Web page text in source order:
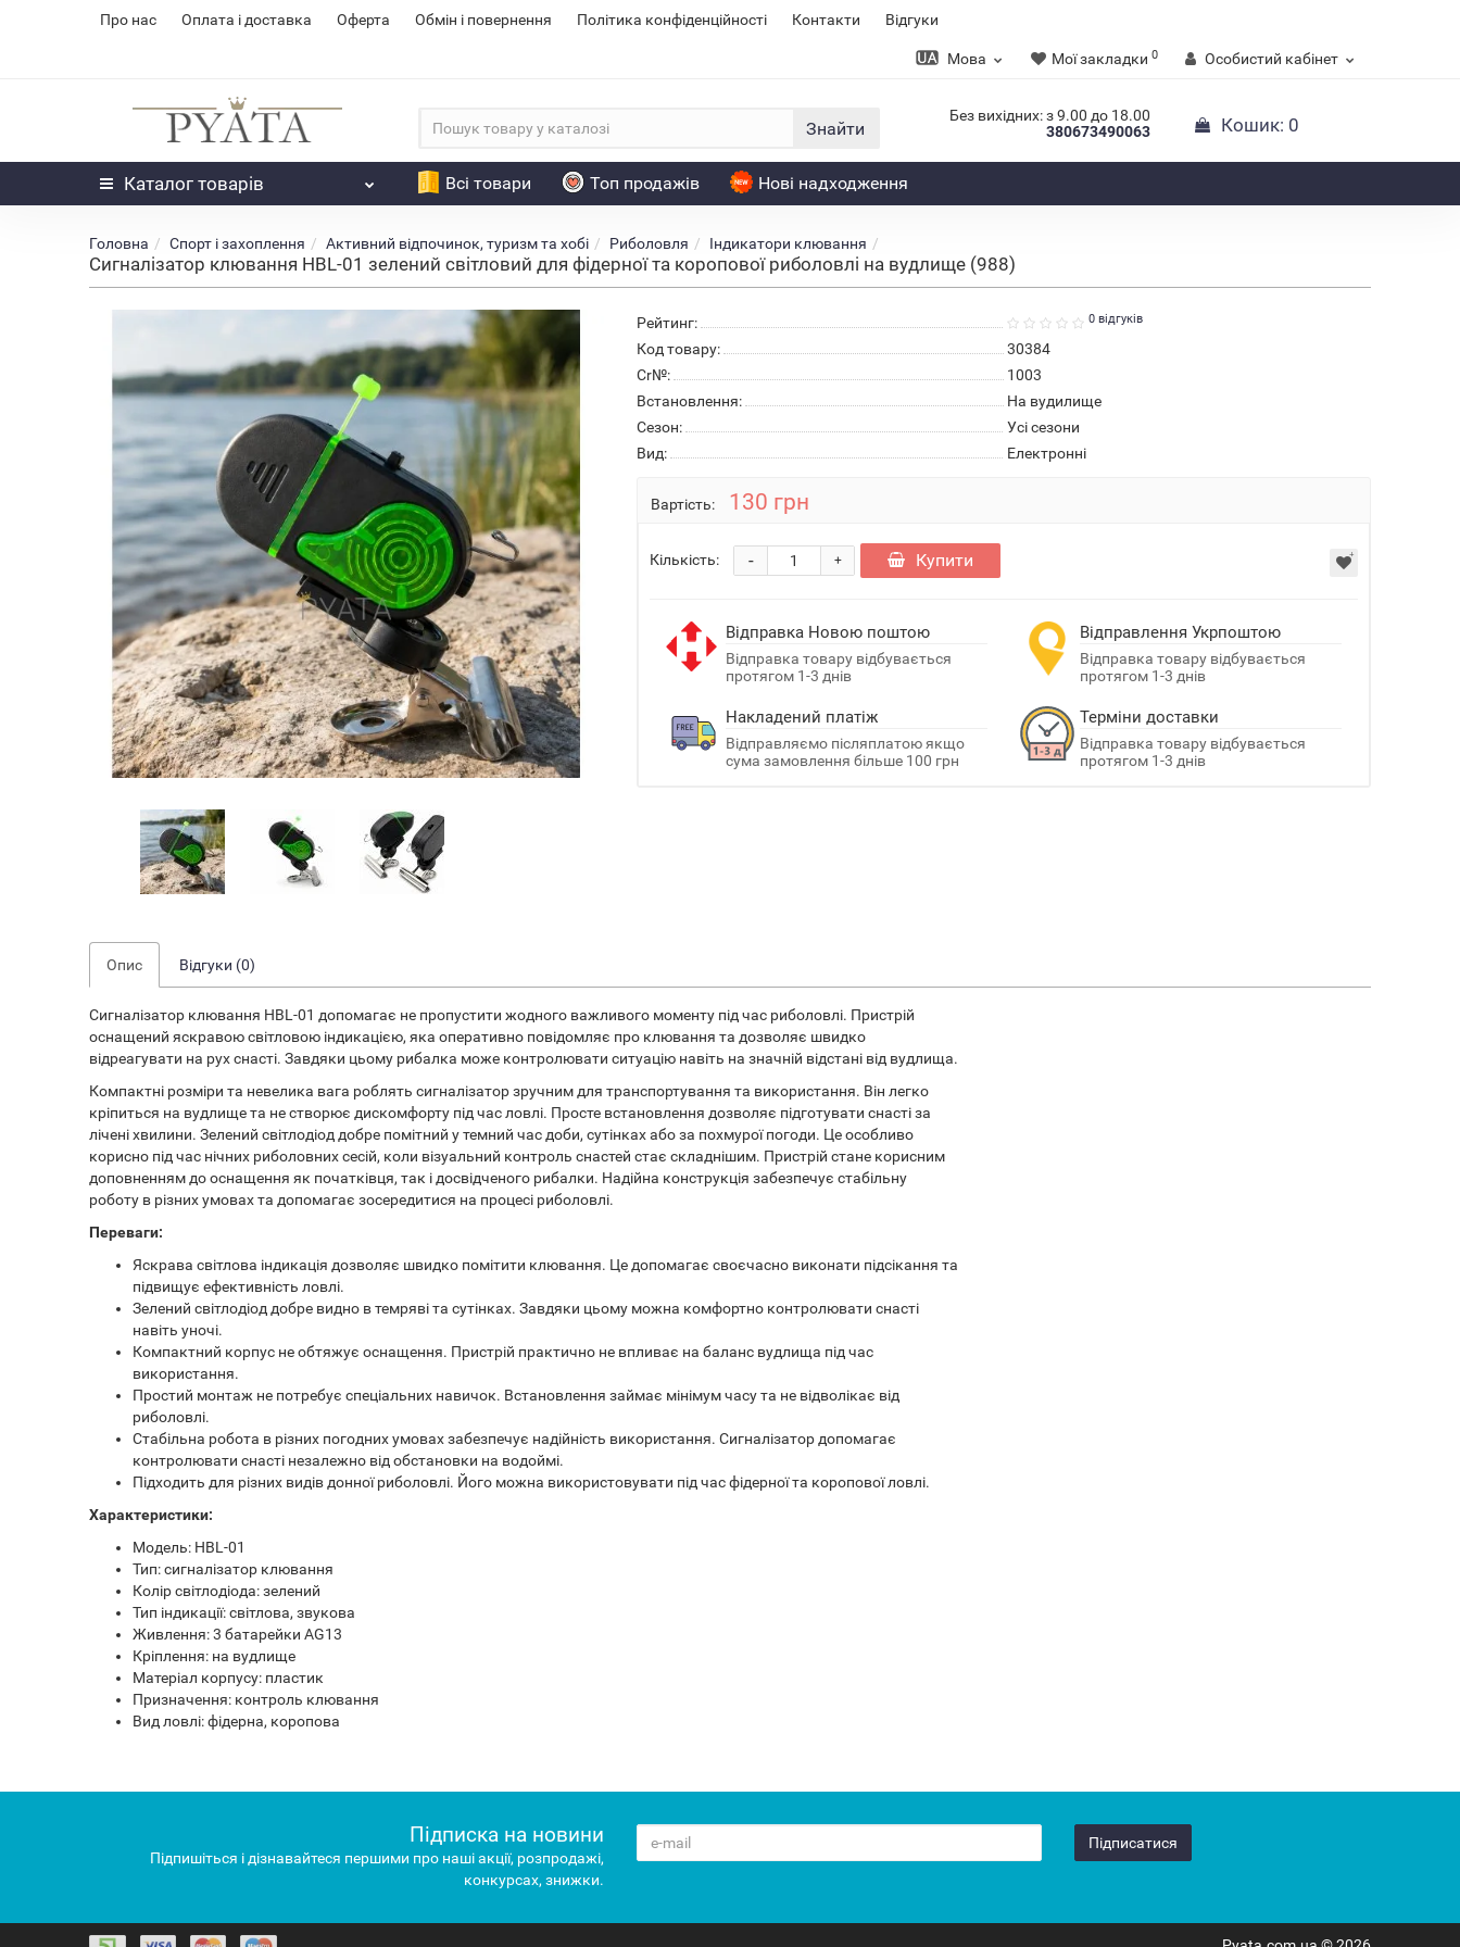
Про нас Оплата і доставка Оферта Обмін і повернення Політика конфіденційності Контакти Відгуки
Мова Мої закладки 0 Особистий кабінет
Знайти
Без вихідних: з 9.00 до 18.00
380673490063
Кошик: 0
Каталог товарів Всі товари Топ продажів Нові надходження
Головна Спорт і захоплення Активний відпочинок, туризм та хобі Риболовля Індикатори клювання
Сигналізатор клювання HBL-01 зелений світловий для фідерної та коропової риболовлі на вудлище (988)
Рейтинг: 0 відгуків
Код товару:
30384
Cr№:
1003
Встановлення:
На вудилище
Сезон:
Усі сезони
Вид:
Електронні
Вартість: 130 грн
Кількість: +
- Купити
Відправка Новою поштою
Відправка товару відбувається
протягом 1-3 днів
Відправлення Укрпоштою
Відправка товару відбувається
протягом 1-3 днів
Накладений платіж
Відправляємо післяплатою якщо
сума замовлення більше 100 грн
Терміни доставки
Відправка товару відбувається
протягом 1-3 днів
Опис Відгуки (0)
Сигналізатор клювання HBL-01 допомагає не пропустити жодного важливого моменту під час риболовлі. Пристрій
оснащений яскравою світловою індикацією, яка оперативно повідомляє про клювання та дозволяє швидко
відреагувати на рух снасті. Завдяки цьому рибалка може контролювати ситуацію навіть на значній відстані від вудлища.
Компактні розміри та невелика вага роблять сигналізатор зручним для транспортування та використання. Він легко
кріпиться на вудлище та не створює дискомфорту під час ловлі. Просте встановлення дозволяє підготувати снасті за
лічені хвилини. Зелений світлодіод добре помітний у темний час доби, сутінках або за похмурої погоди. Це особливо
корисно під час нічних риболовних сесій, коли візуальний контроль снастей стає складнішим. Пристрій стане корисним
доповненням до оснащення як початківця, так і досвідченого рибалки. Надійна конструкція забезпечує стабільну
роботу в різних умовах та допомагає зосередитися на процесі риболовлі.
Переваги:
Яскрава світлова індикація дозволяє швидко помітити клювання. Це допомагає своєчасно виконати підсікання та
підвищує ефективність ловлі.
Зелений світлодіод добре видно в темряві та сутінках. Завдяки цьому можна комфортно контролювати снасті
навіть уночі.
Компактний корпус не обтяжує оснащення. Пристрій практично не впливає на баланс вудлища під час
використання.
Простий монтаж не потребує спеціальних навичок. Встановлення займає мінімум часу та не відволікає від
риболовлі.
Стабільна робота в різних погодних умовах забезпечує надійність використання. Сигналізатор допомагає
контролювати снасті незалежно від обстановки на водоймі.
Підходить для різних видів донної риболовлі. Його можна використовувати під час фідерної та коропової ловлі.
Характеристики:
Модель: HBL-01
Тип: сигналізатор клювання
Колір світлодіода: зелений
Тип індикації: світлова, звукова
Живлення: 3 батарейки AG13
Кріплення: на вудлище
Матеріал корпусу: пластик
Призначення: контроль клювання
Вид ловлі: фідерна, коропова
Підписка на новини
Підпишіться і дізнавайтеся першими про наші акції, розпродажі,
конкурсах, знижки.
Підписатися